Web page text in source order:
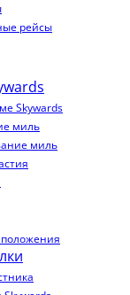
рейсы
Skywards
миль
миль